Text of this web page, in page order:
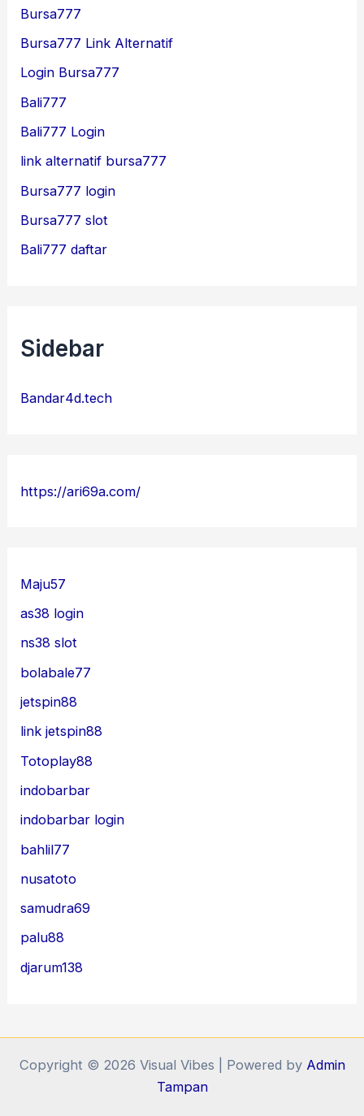
Bursa777
Bursa777 Link Alternatif
Login Bursa777
Bali777
Bali777 Login
link alternatif bursa777
Bursa777 login
Bursa777 slot
Bali777 daftar
Sidebar
Bandar4d.tech
https://ari69a.com/
Maju57
as38 login
ns38 slot
bolabale77
jetspin88
link jetspin88
Totoplay88
indobarbar
indobarbar login
bahlil77
nusatoto
samudra69
palu88
djarum138
Copyright © 2026 Visual Vibes | Powered by Admin
Tampan